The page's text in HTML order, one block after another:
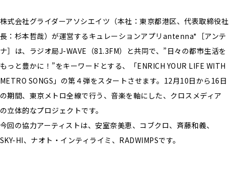
株式会社グライダーアソシエイツ（本社：東京都港区、代表取締役社
長：杉本哲哉）が運営するキュレーションアプリantenna*［アンテ
ナ］は、ラジオ局J-WAVE（81.3FM）と共同で、”日々の都市生活を
もっと豊かに！”をキーワードとする、「ENRICH YOUR LIFE WITH
METRO SONGS」の第４弾をスタートさせます。12月10日から16日
の期間、東京メトロ全線で行う、音楽を軸にした、クロスメディア
の立体的なプロジェクトです。
今回の協力アーティストは、安室奈美恵、コブクロ、斉藤和義、
SKY-HI、ナオト・インティライミ、RADWIMPSです。